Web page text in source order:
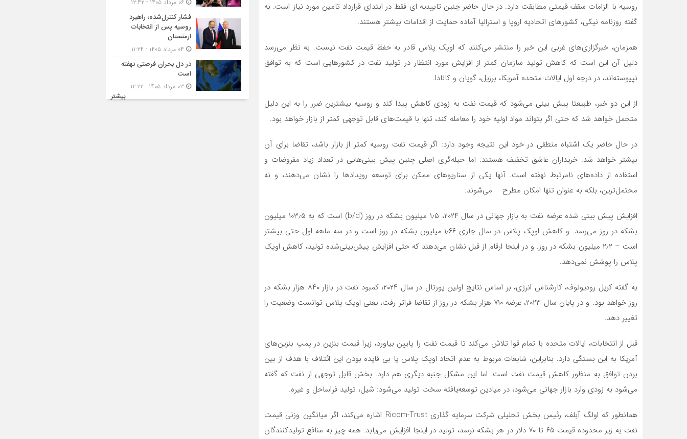
روسیه با الزامات سقف قیمتی مطابقت دارد. در حال حاضر چنین تاییدیه ای فقط در ابتدای قرارداد تامین مورد نیاز است. به
گفته روزنامه نیکی، کشورهای اتحادیه اروپا و استرالیا آماده حمایت از اقدامات بیشتر هستند.
همزمان، خبرگزاری‌های غربی این خبر را منتشر می‌کنند که اوپک پلاس قادر به حفظ قیمت نفت نیست. به نظر می‌رسد
دلیل آن این است که کاهش تولید سازمان کمتر از افزایش مورد انتظار در تولید نفت در کشورهایی است که به توافق
نپیوسته‌اند، در درجه اول ایالات متحده آمریکا، برزیل، گویان و کانادا.
از این دو خبر، طبیعتا پیش بینی می‌شود که قیمت نفت به زودی کاهش پیدا کند و روسیه بیشترین ضرر را به این دلیل
متحمل خواهد شد که حتی اگر بتواند مواد اولیه خود را معامله کند، تنها با قیمت‌های قابل توجهی کمتر از بازار خواهد بود.
در حال حاضر یک اشتباه منطقی در خود این نتیجه وجود دارد: اگر قیمت نفت روسیه کمتر از بازار باشد، تقاضا برای آن
بیشتر خواهد شد. خریداران عاشق تخفیف هستند. اما حیله‌گری اصلی چنین پیش بینی‌هایی در تعداد زیاد مفروضات و
استفاده از داده‌های نامرتبط نهفته است. آنها یکی از سناریوهای ممکن برای توسعه رویدادها را نشان می‌دهند، و نه
محتمل‌ترین، بلکه به عنوان تنها امکان مطرح می‌شوند.
افزایش پیش بینی شده عرضه نفت به بازار جهانی در سال ۲۰۲۴، ۱٫۵ میلیون بشکه در روز (b/d) است که به ۱۰۳٫۵ میلیون
بشکه در روز می‌رسد. و کاهش اوپک پلاس در سال جاری ۱٫۶۶ میلیون بشکه در روز است و در سه ماهه اول حتی بیشتر
است – ۲٫۲ میلیون بشکه در روز. و در اینجا ارقام از قبل نشان می‌دهند که حتی افزایش پیش‌بینی‌شده تولید، کاهش اوپک
پلاس را پوشش نمی‌دهد.
به گفته کریل رودیونوف، کارشناس انرژی، بر اساس نتایج اولین پورتال در سال ۲۰۲۴، کمبود نفت در بازار ۸۴۰ هزار بشکه در
روز خواهد بود. و در پایان سال ۲۰۲۳، عرضه ۷۱۰ هزار بشکه در روز از تقاضا فراتر رفت، یعنی اوپک پلاس توانست وضعیت را
تغییر دهد.
قبل از انتخابات، ایالات متحده با تمام قوا تلاش می‌کند تا قیمت نفت را پایین بیاورد، زیرا قیمت بنزین در پمپ بنزین‌های
آمریکا به این بستگی دارد. بنابراین، شایعات مربوط به عدم اتحاد اوپک پلاس یا بی فایده بودن این ائتلاف با هدف از بین
بردن توافق به منظور کاهش قیمت نفت است. اما این مشکل جنبه دیگری هم دارد. بخش قابل توجهی از نفت که گفته
می‌شود به زودی وارد بازار جهانی می‌شود، در میادین توسعه‌یافته سخت تولید می‌شود: شیل، تولید فراساحل و غیره.
همانطور که اولگ آبلف، رئیس بخش تحلیلی شرکت سرمایه گذاری Ricom-Trust اشاره می‌کند، اگر میانگین وزنی قیمت
نفت به زیر محدوده قیمت ۶۵ تا ۷۰ دلار در هر بشکه نرسد، تولید در اینجا افزایش می‌یابد. همه چیز به منافع تولیدکنندگان
فشار کنترل‌شده؛ راهبرد
روسیه پس از انتخابات
ارمنستان
در دل بحران فرصتی نهفته
است
بیشتر